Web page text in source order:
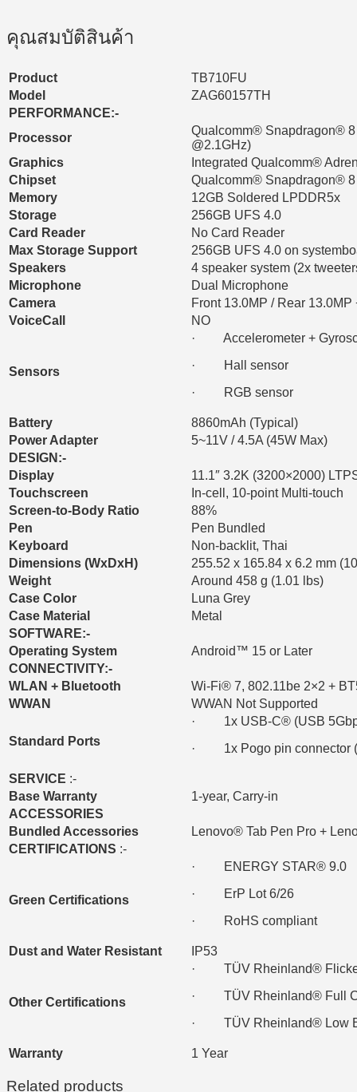
คุณสมบัติสินค้า
Product
TB710FU
Model
ZAG60157TH
PERFORMANCE:-
Processor
Qualcomm® Snapdragon® 8
@2.1GHz)
Graphics
Integrated Qualcomm®
Chipset
Qualcomm® Snapdragon®
Memory
12GB Soldered LPDDR5x
Storage
256GB UFS 4.0
Card Reader
No Card Reader
Max Storage Support
256GB UFS 4.0 on
Speakers
4 speaker system (2x
Microphone
Dual Microphone
Camera
Front 13.0MP / Rear
VoiceCall
NO
Sensors
· Accelerometer +
· Hall sensor
· RGB sensor
Battery
8860mAh (Typical)
Power Adapter
5~11V / 4.5A (45W Max)
DESIGN:-
Display
11.1″ 3.2K (3200×2000)
Touchscreen
In-cell, 10-point Multi-touch
Screen-to-Body Ratio
88%
Pen
Pen Bundled
Keyboard
Non-backlit, Thai
Dimensions (WxDxH)
255.52 x 165.84 x 6.2 mm
Weight
Around 458 g (1.01 lbs)
Case Color
Luna Grey
Case Material
Metal
SOFTWARE:-
Operating System
Android™ 15 or Later
CONNECTIVITY:-
WLAN + Bluetooth
Wi-Fi® 7, 802.11be 2×2 +
WWAN
WWAN Not Supported
Standard Ports
· 1x USB-C® (USB 5Gbps
· 1x Pogo pin connector
SERVICE :-
Base Warranty
1-year, Carry-in
ACCESSORIES
Bundled Accessories
Lenovo® Tab Pen Pro +
CERTIFICATIONS :-
Green Certifications
· ENERGY STAR® 9.0
· ErP Lot 6/26
· RoHS compliant
Dust and Water Resistant IP53
Other Certifications
· TÜV Rheinland®
· TÜV Rheinland® Full
· TÜV Rheinland® Low
Warranty 1 Year
Related products